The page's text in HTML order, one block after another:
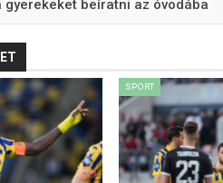
gyerekeket beíratni az óvodába
SPORT